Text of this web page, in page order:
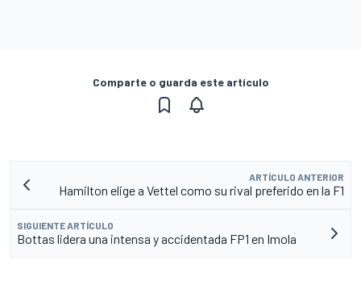
Comparte o guarda este artículo
ARTÍCULO ANTERIOR
Hamilton elige a Vettel como su rival preferido en la F1
SIGUIENTE ARTÍCULO
Bottas lidera una intensa y accidentada FP1 en Imola